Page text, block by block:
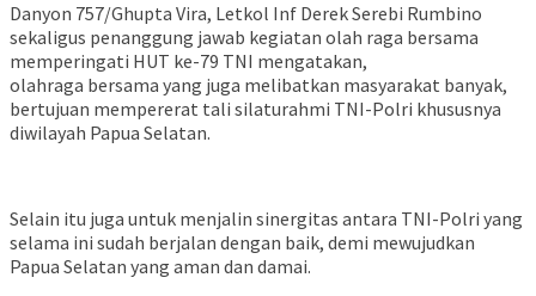
Danyon 757/Ghupta Vira, Letkol Inf Derek Serebi Rumbino
sekaligus penanggung jawab kegiatan olah raga bersama
memperingati HUT ke-79 TNI mengatakan,
olahraga bersama yang juga melibatkan masyarakat banyak,
bertujuan mempererat tali silaturahmi TNI-Polri khususnya
diwilayah Papua Selatan.
Selain itu juga untuk menjalin sinergitas antara TNI-Polri yang
selama ini sudah berjalan dengan baik, demi mewujudkan
Papua Selatan yang aman dan damai.